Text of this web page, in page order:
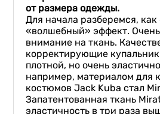
от размера одежды.
Для начала разберемся, как
«волшебный» эффект.
внимание на ткань.
корректирующие
плотной, но очень
например, материалом для
костюмов Jack Kuba стал
Запатентованная ткань
эластичность в три раза